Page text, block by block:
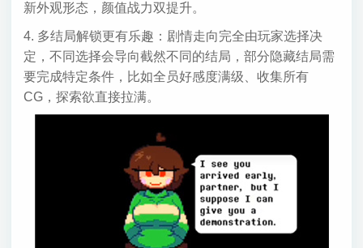
新外观形态，颜值战力双提升。
4. 多结局解锁更有乐趣：剧情走向完全由玩家选择决
定，不同选择会导向截然不同的结局，部分隐藏结局需
要完成特定条件，比如全员好感度满级、收集所有
CG，探索欲直接拉满。